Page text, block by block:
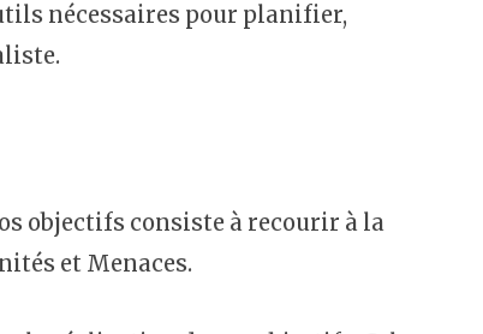
nécessaires pour planifier,
objectifs consiste à recourir à la
et Menaces.